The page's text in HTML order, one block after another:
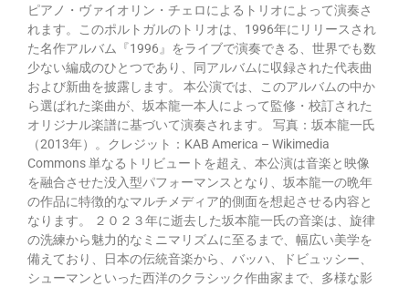
ピアノ・ヴァイオリン・チェロによるトリオによって演奏さ
れます。このポルトガルのトリオは、1996年にリリースされ
た名作アルバム『1996』をライブで演奏できる、世界でも数
少ない編成のひとつであり、同アルバムに収録された代表曲
および新曲を披露します。 本公演では、このアルバムの中か
ら選ばれた楽曲が、坂本龍一本人によって監修・校訂された
オリジナル楽譜に基づいて演奏されます。 写真：坂本龍一氏
（2013年）。クレジット：KAB America – Wikimedia
Commons 単なるトリビュートを超え、本公演は音楽と映像
を融合させた没入型パフォーマンスとなり、坂本龍一の晩年
の作品に特徴的なマルチメディア的側面を想起させる内容と
なります。 ２０２３年に逝去した坂本龍一氏の音楽は、旋律
の洗練から魅力的なミニマリズムに至るまで、幅広い美学を
備えており、日本の伝統音楽から、バッハ、ドビュッシー、
シューマンといった西洋のクラシック作曲家まで、多様な影